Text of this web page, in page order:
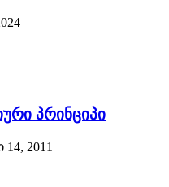
პრინციპი
14, 2011